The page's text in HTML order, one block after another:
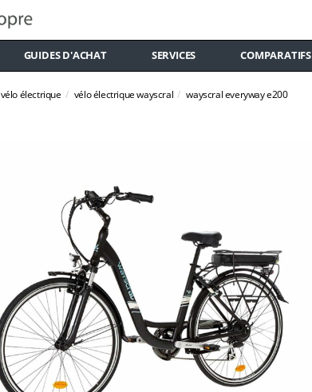
GUIDES D'ACHAT SERVICES COMPARATIFS
vélo électrique vélo électrique wayscral wayscral everyway e200